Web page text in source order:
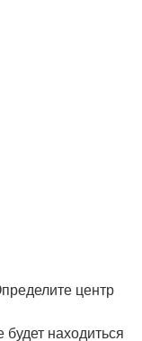
центр
находиться